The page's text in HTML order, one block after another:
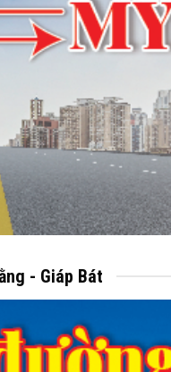
- Giáp Bát